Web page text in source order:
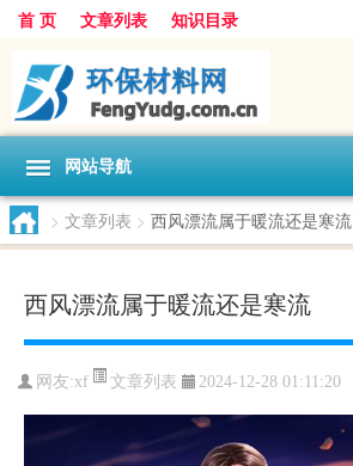
首 页 文章列表 知识目录
网站导航
> 文章列表 > 西风漂流属于暖流还是寒流
西风漂流属于暖流还是寒流
网友:xf 文章列表 2024-12-28 01:11:20